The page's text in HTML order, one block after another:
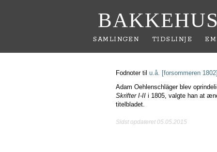
SAMLINGEN TIDSLINJE
Fodnoter til u.å. [forsommeren
Adam Oehlenschläger blev
Skrifter I-II i 1805, valgte han at
titelbladet.
Sidst opdateret 05.05.2015